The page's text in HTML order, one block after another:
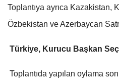
Toplantıya ayrıca Kazakistan,
Özbekistan ve Azerbaycan
Türkiye, Kurucu Başkan
Toplantıda yapılan oylama